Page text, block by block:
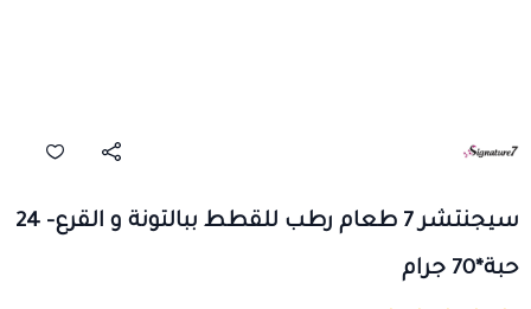
سيجنتشر 7 طعام رطب للقطط ببالتونة و القرع- 24
حبة*70 جرام